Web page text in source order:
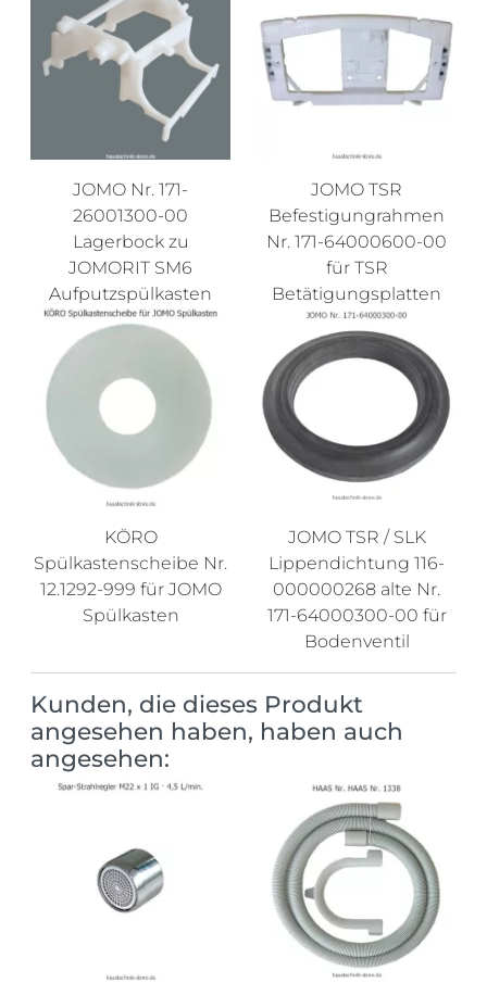
JOMO Nr. 171-
26001300-00
Lagerbock zu
JOMORIT SM6
Aufputzspülkasten
JOMO TSR
Befestigungrahmen
Nr. 171-64000600-00
für TSR
Betätigungsplatten
KÖRO
Spülkastenscheibe Nr.
12.1292-999 für JOMO
Spülkasten
JOMO TSR / SLK
Lippendichtung 116-
000000268 alte Nr.
171-64000300-00 für
Bodenventil
Kunden, die dieses Produkt
angesehen haben, haben auch
angesehen: